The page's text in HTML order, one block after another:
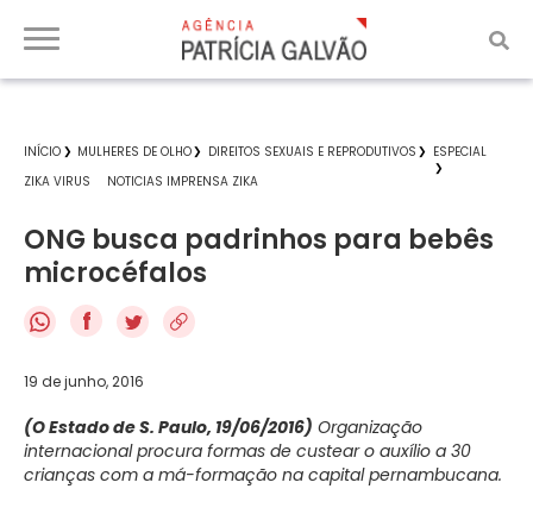
INÍCIO MULHERES DE OLHO DIREITOS SEXUAIS E REPRODUTIVOS
ESPECIAL
ZIKA VIRUS
NOTICIAS IMPRENSA ZIKA
ONG busca padrinhos para bebês
microcéfalos
f
19 de junho, 2016
(O Estado de S. Paulo, 19/06/2016) Organização
internacional procura formas de custear o auxílio a 30
crianças com a má-formação na capital pernambucana.